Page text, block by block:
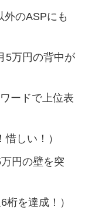
外のASPにも
5万円の背中が
ードで上位表
しい！）
円の壁を突
桁を達成！）